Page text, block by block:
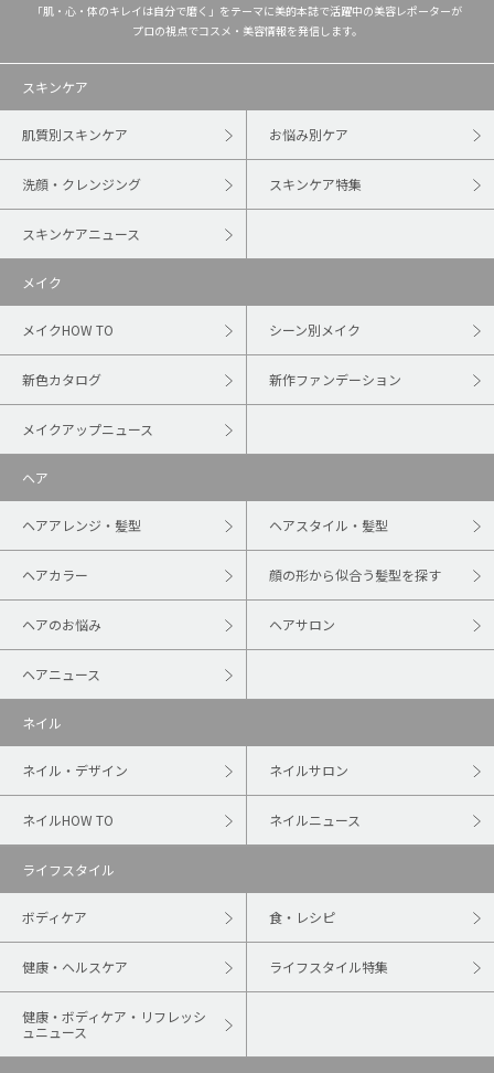
「肌・心・体のキレイは自分で磨く」をテーマに美的本誌で活躍中の美容レポーターが
プロの視点でコスメ・美容情報を発信します。
スキンケア
肌質別スキンケア お悩み別ケア
洗顔・クレンジング スキンケア特集
スキンケアニュース
メイク
メイクHOW TO シーン別メイク
新色カタログ 新作ファンデーション
メイクアップニュース
ヘア
ヘアアレンジ・髪型 ヘアスタイル・髪型
ヘアカラー 顔の形から似合う髪型を探す
ヘアのお悩み ヘアサロン
ヘアニュース
ネイル
ネイル・デザイン ネイルサロン
ネイルHOW TO ネイルニュース
ライフスタイル
ボディケア 食・レシピ
健康・ヘルスケア ライフスタイル特集
健康・ボディケア・リフレッシ
ュニュース